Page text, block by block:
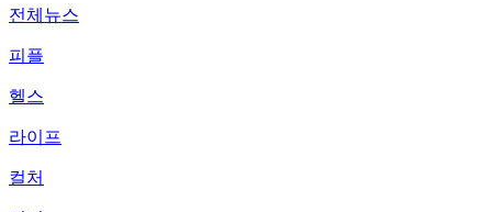
전체뉴스
피플
헬스
라이프
컬처